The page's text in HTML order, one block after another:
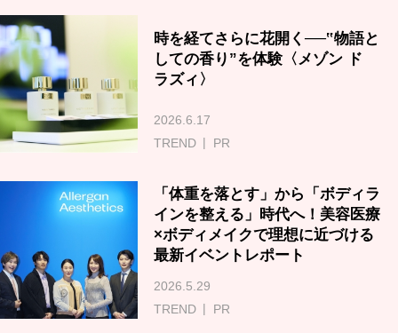
時を経てさらに花開く──‟物語と
しての香り”を体験〈メゾン ド
ラズィ〉
2026.6.17
TREND
PR
「体重を落とす」から「ボディラ
インを整える」時代へ！美容医療
×ボディメイクで理想に近づける
最新イベントレポート
2026.5.29
TREND
PR